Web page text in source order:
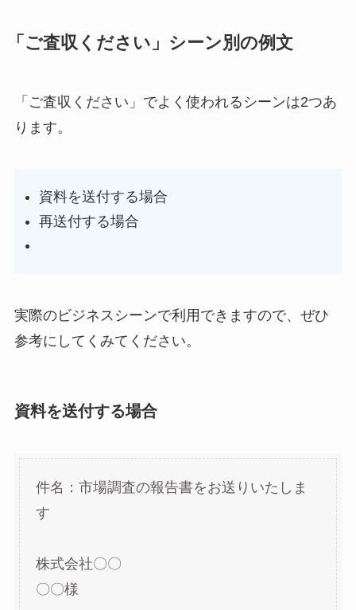
「ご査収ください」シーン別の例文
「ご査収ください」でよく使われるシーンは2つあ
ります。
資料を送付する場合
再送付する場合
実際のビジネスシーンで利用できますので、ぜひ
参考にしてくみてください。
資料を送付する場合
件名：市場調査の報告書をお送りいたしま
す
株式会社〇〇
〇〇様